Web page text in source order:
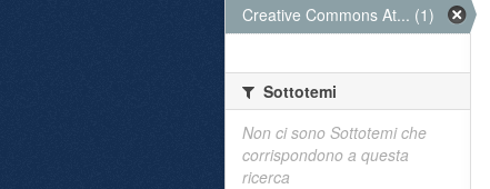
Creative Commons At... (1)
Sottotemi
Non ci sono Sottotemi che
corrispondono a questa
ricerca